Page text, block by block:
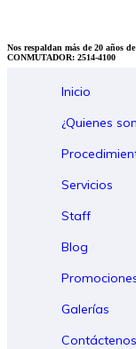
Nos respaldan más de 20 años
CONMUTADOR: 2514-4100
Inicio
¿Quienes
Servicios
Staff
Blog
Galerías
Contáctenos